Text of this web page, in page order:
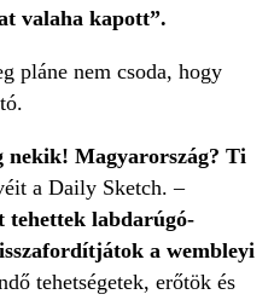
valaha kapott”.
pláne nem csoda, hogy
nekik! Magyarország? Ti
a Daily Sketch. –
tehettek labdarúgó-
a wembleyi
tehetségetek, erőtök és